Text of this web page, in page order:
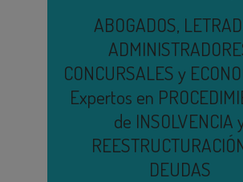
ABOGADOS,
CONCURSALES y
Expertos en
de INSOLVENCIA
DEUDAS